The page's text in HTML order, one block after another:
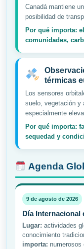
Canadá mantiene
posibilidad de
Por qué importa:
comunidades,
térmicas
Los sensores
suelo, vegetación y
especialmente
Por qué importa:
sequedad y
Agenda
9 de agosto de 2026
Día Internacional
Lugar: actividades
conocimiento
importa: